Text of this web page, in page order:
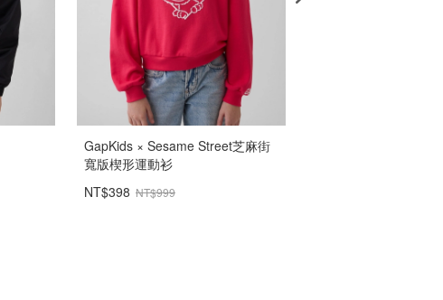
GapKids × Sesame Street芝麻街
寬版楔形運動衫
NT$398 NT$999